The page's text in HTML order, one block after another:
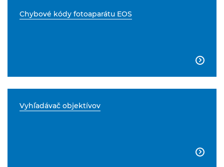
Chybové kódy fotoaparátu EOS

Vyhľadávač objektívov
